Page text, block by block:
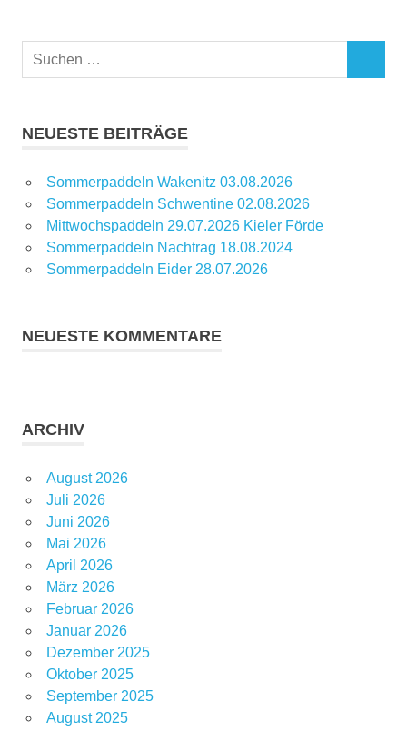
Suchen
NEUESTE BEITRÄGE
Sommerpaddeln Wakenitz 03.08.2026
Sommerpaddeln Schwentine 02.08.2026
Mittwochspaddeln 29.07.2026 Kieler Förde
Sommerpaddeln Nachtrag 18.08.2024
Sommerpaddeln Eider 28.07.2026
NEUESTE KOMMENTARE
ARCHIV
August 2026
Juli 2026
Juni 2026
Mai 2026
April 2026
März 2026
Februar 2026
Januar 2026
Dezember 2025
Oktober 2025
September 2025
August 2025